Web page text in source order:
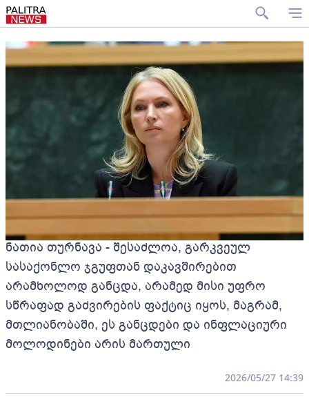
ნათია თურნავა - შესაძლოა, გარკვეულ
სასაქონლო ჯგუფთან დაკავშირებით
არამხოლოდ განცდა, არამედ მისი უფრო
სწრაფად გაძვირების ფაქტიც იყოს, მაგრამ,
მთლიანობაში, ეს განცდები და ინფლაციური
მოლოდინები არის მართული
2026/05/27 14:39